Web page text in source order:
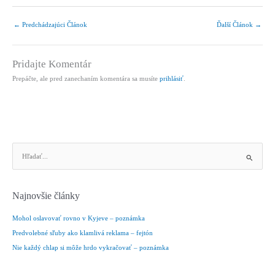
← Predchádzajúci Článok Ďalší Článok →
Pridajte Komentár
Prepáčte, ale pred zanechaním komentára sa musíte prihlásiť.
a
:
Najnovšie články
Mohol oslavovať rovno v Kyjeve – poznámka
Predvolebné sľuby ako klamlivá reklama – fejtón
Nie každý chlap si môže hrdo vykračovať – poznámka